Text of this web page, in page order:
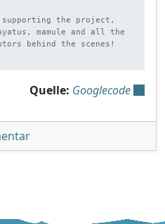
the project,
mamule and all the
behind the scenes!
Quelle: Googlecode
unter 'WiiFlow v4.2'